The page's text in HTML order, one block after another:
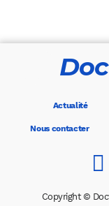
Actualité
Nous contacter
Copyright ©